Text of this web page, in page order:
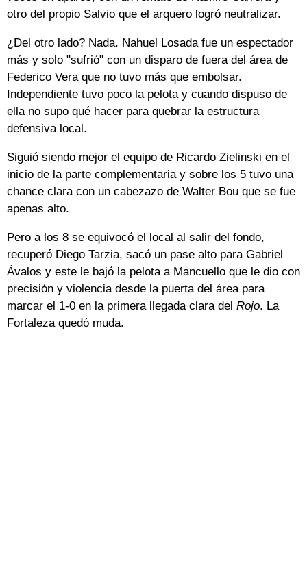
otro del propio Salvio que el arquero logró neutralizar.
¿Del otro lado? Nada. Nahuel Losada fue un espectador
más y solo "sufrió" con un disparo de fuera del área de
Federico Vera que no tuvo más que embolsar.
Independiente tuvo poco la pelota y cuando dispuso de
ella no supo qué hacer para quebrar la estructura
defensiva local.
Siguió siendo mejor el equipo de Ricardo Zielinski en el
inicio de la parte complementaria y sobre los 5 tuvo una
chance clara con un cabezazo de Walter Bou que se fue
apenas alto.
Pero a los 8 se equivocó el local al salir del fondo,
recuperó Diego Tarzia, sacó un pase alto para Gabriel
Ávalos y este le bajó la pelota a Mancuello que le dio con
precisión y violencia desde la puerta del área para
marcar el 1-0 en la primera llegada clara del Rojo. La
Fortaleza quedó muda.